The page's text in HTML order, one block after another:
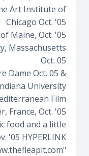
Art Institute of
Chicago Oct. '05
Maine, Oct. '05
Massachusetts
Oct. 05
Dame Oct. 05
University
Film
France, Oct. '05.
food and a little
'05 HYPERLINK